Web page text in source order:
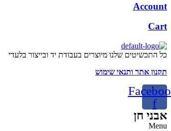
Account
Cart
כל התכשיטים שלנו מיוצרים בעבודת יד ובייצור בלעדי
תקנון אתר ותנאי שימוש
f
אבני חן
Menu